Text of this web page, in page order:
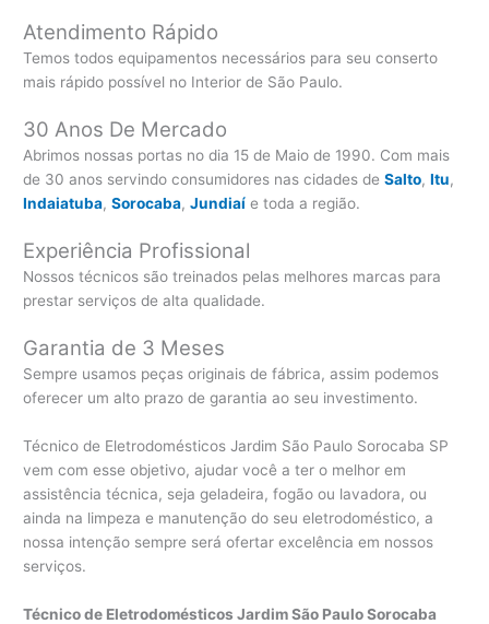
Atendimento Rápido
Temos todos equipamentos necessários para seu conserto
mais rápido possível no Interior de São Paulo.
30 Anos De Mercado
Abrimos nossas portas no dia 15 de Maio de 1990. Com mais
de 30 anos servindo consumidores nas cidades deSalto,Itu,
Indaiatuba,Sorocaba,Jundiaí e toda a região.
Experiência Profissional
Nossos técnicos são treinados pelas melhores marcas para
prestar serviços de alta qualidade.
Garantia de 3 Meses
Sempre usamos peças originais de fábrica, assim podemos
oferecer um alto prazo de garantia ao seu investimento.
Técnico de Eletrodomésticos Jardim São Paulo Sorocaba SP
vem com esse objetivo, ajudar você a ter o melhor em
assistência técnica, seja geladeira, fogão ou lavadora, ou
ainda na limpeza e manutenção do seu eletrodoméstico, a
nossa intenção sempre será ofertar excelência em nossos
serviços.
Técnico de Eletrodomésticos Jardim São Paulo Sorocaba